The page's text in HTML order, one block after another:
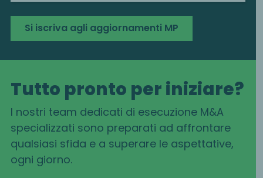
Si iscriva agli aggiornamenti MP
Tutto pronto per iniziare?
I nostri team dedicati di esecuzione M&A
specializzati sono preparati ad affrontare
qualsiasi sfida e a superare le aspettative,
ogni giorno.